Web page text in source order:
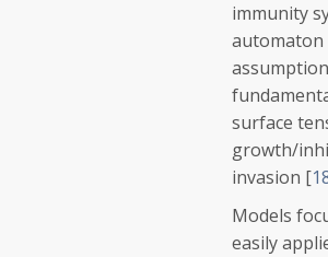
immunity
automaton
surface
growth/
invasion [
Models
easily